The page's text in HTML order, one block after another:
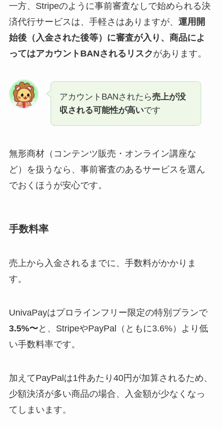
一方、Stripeのように事前審査なしで始められる決
済代行サービスは、手軽さはありますが、 運用開
始後（入金された後等）に審査が入り、商品によ
ってはアカウントBANされるリスクがあります。
アカウントBANされたら売上が没
収される可能性が高いです
無形商材（コンテンツ販売・オンライン講座な
ど）を扱うなら、事前審査のあるサービスを選ん
でおくほうが安心です。
手数料率
売上から入金されるまでに、手数料がかかりま
す。
UnivaPayはプロラインフリー限定の特別プランで
3.5%〜と、StripeやPayPal（ともに3.6%）より低
い手数料率です。
加えてPayPalは1件あたり40円が加算されるため、
少額決済が多い商品の場合、入金額が少なくなっ
てしまいます。